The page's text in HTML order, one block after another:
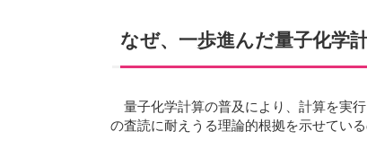
なぜ、一歩進んだ量子化学
量子化学計算の普及により、計算を実
の査読に耐えうる理論的根拠を示せてい